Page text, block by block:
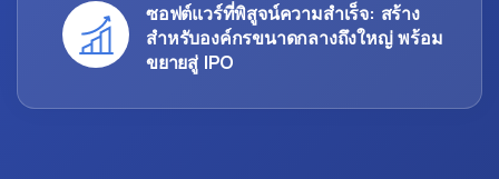
ซอฟต์แวร์ที่พิสูจน์ความสำเร็จ: สร้าง
สำหรับองค์กรขนาดกลางถึงใหญ่ พร้อม
ขยายสู่ IPO